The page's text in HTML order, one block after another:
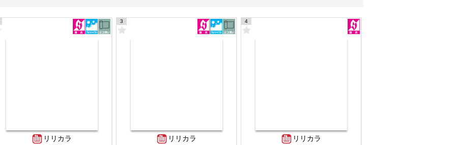
リリカラ
3
リリカラ
4
リリカラ